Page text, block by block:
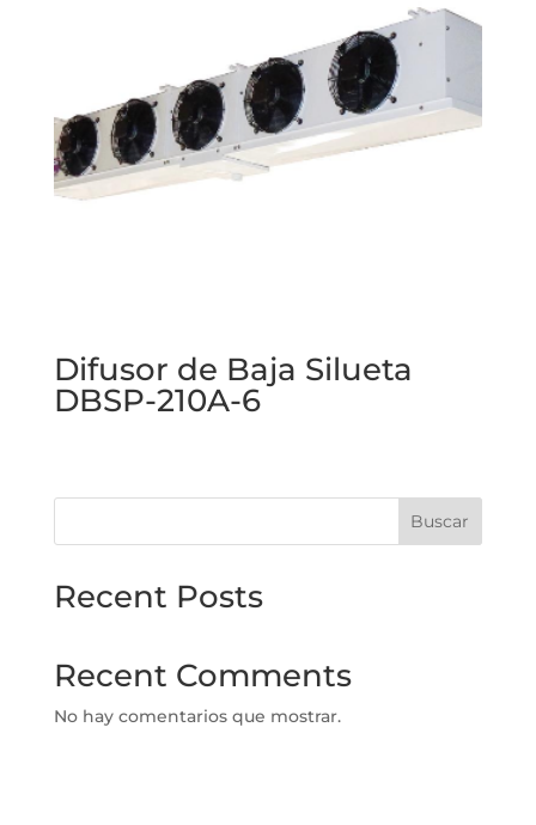
Difusor de Baja Silueta
DBSP-210A-6
Buscar
Recent Posts
Recent Comments
No hay comentarios que mostrar.